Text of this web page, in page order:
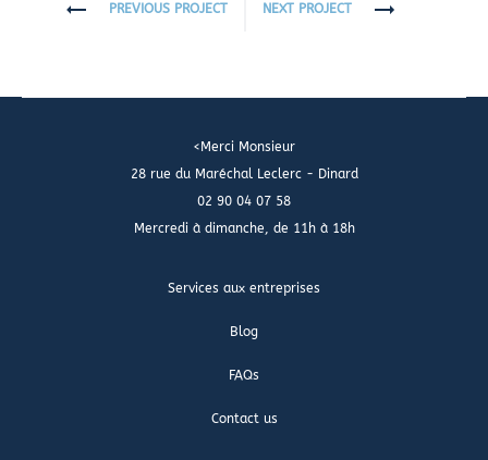
PREVIOUS PROJECT NEXT PROJECT
<Merci Monsieur
28 rue du Maréchal Leclerc - Dinard
02 90 04 07 58
Mercredi à dimanche, de 11h à 18h
Services aux entreprises
Blog
FAQs
Contact us